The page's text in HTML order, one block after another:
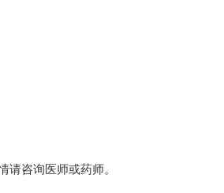
请咨询医师或药师。